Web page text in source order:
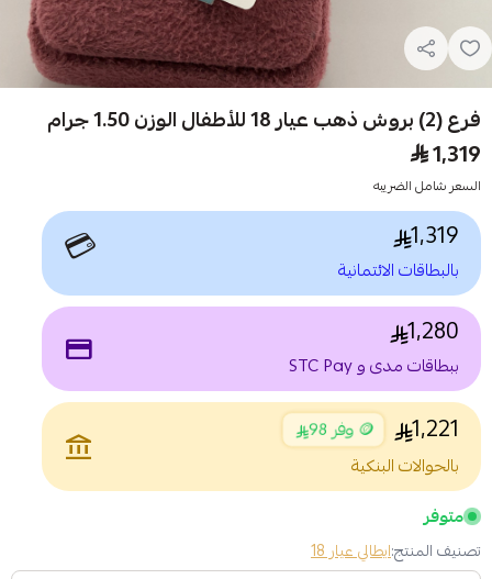
فرع (2) بروش ذهب عيار 18 للأطفال الوزن 1.50 جرام
1,319
السعر شامل الضريبه
1,319
بالبطاقات الائتمانية 💳
1,280
ببطاقات مدى و STC Pay payment
1,221 🪙 وفر 98
بالحوالات البنكية
account_balance
متوفر
تصنيف المنتج:ايطالي عيار 18